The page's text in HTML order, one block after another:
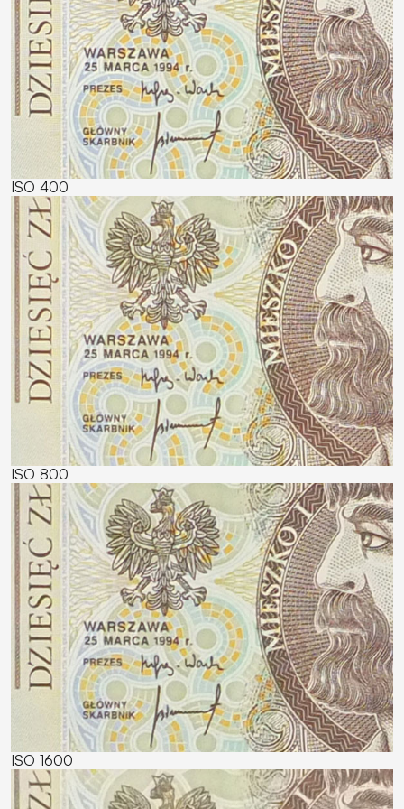
ISO 400
ISO 800
ISO 1600